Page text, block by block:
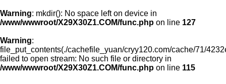
Warning: mkdir(): No space left on device in
/www/wwwroot/X29X30Z1.COM/func.php on line 127
Warning:
file_put_contents(./cachefile_yuan/cryy120.com/cache/71/
failed to open stream: No such file or directory in
/www/wwwroot/X29X30Z1.COM/func.php on line 115